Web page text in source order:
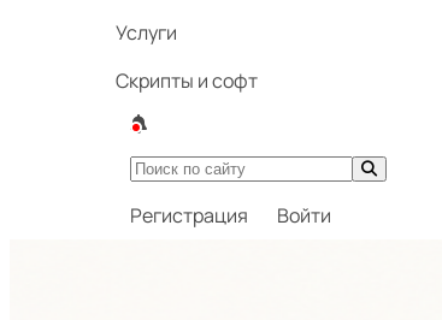
Услуги
Скрипты и софт
Регистрация Войти